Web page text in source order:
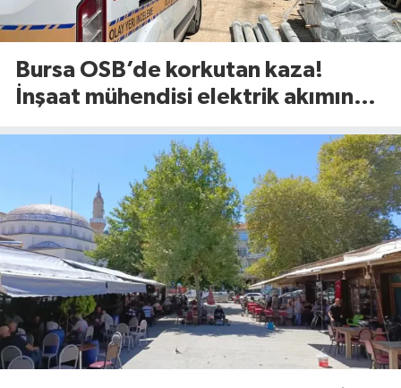
Bursa OSB’de korkutan kaza!
İnşaat mühendisi elektrik akımına